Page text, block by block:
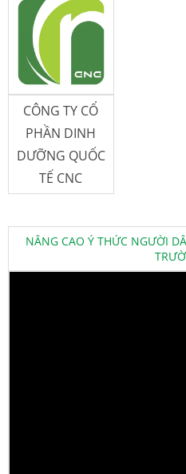
CÔNG TY CỔ
PHẦN DINH
DƯỠNG QUỐC
TẾ CNC
NÂNG CAO Ý THỨC NGƯỜI